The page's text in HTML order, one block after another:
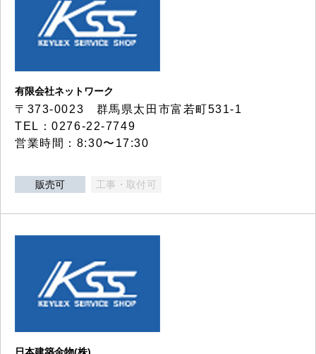
有限会社ネットワーク
〒373-0023 群馬県太田市富若町531-1
TEL：0276-22-7749
営業時間：8:30〜17:30
販売可 工事・取付可